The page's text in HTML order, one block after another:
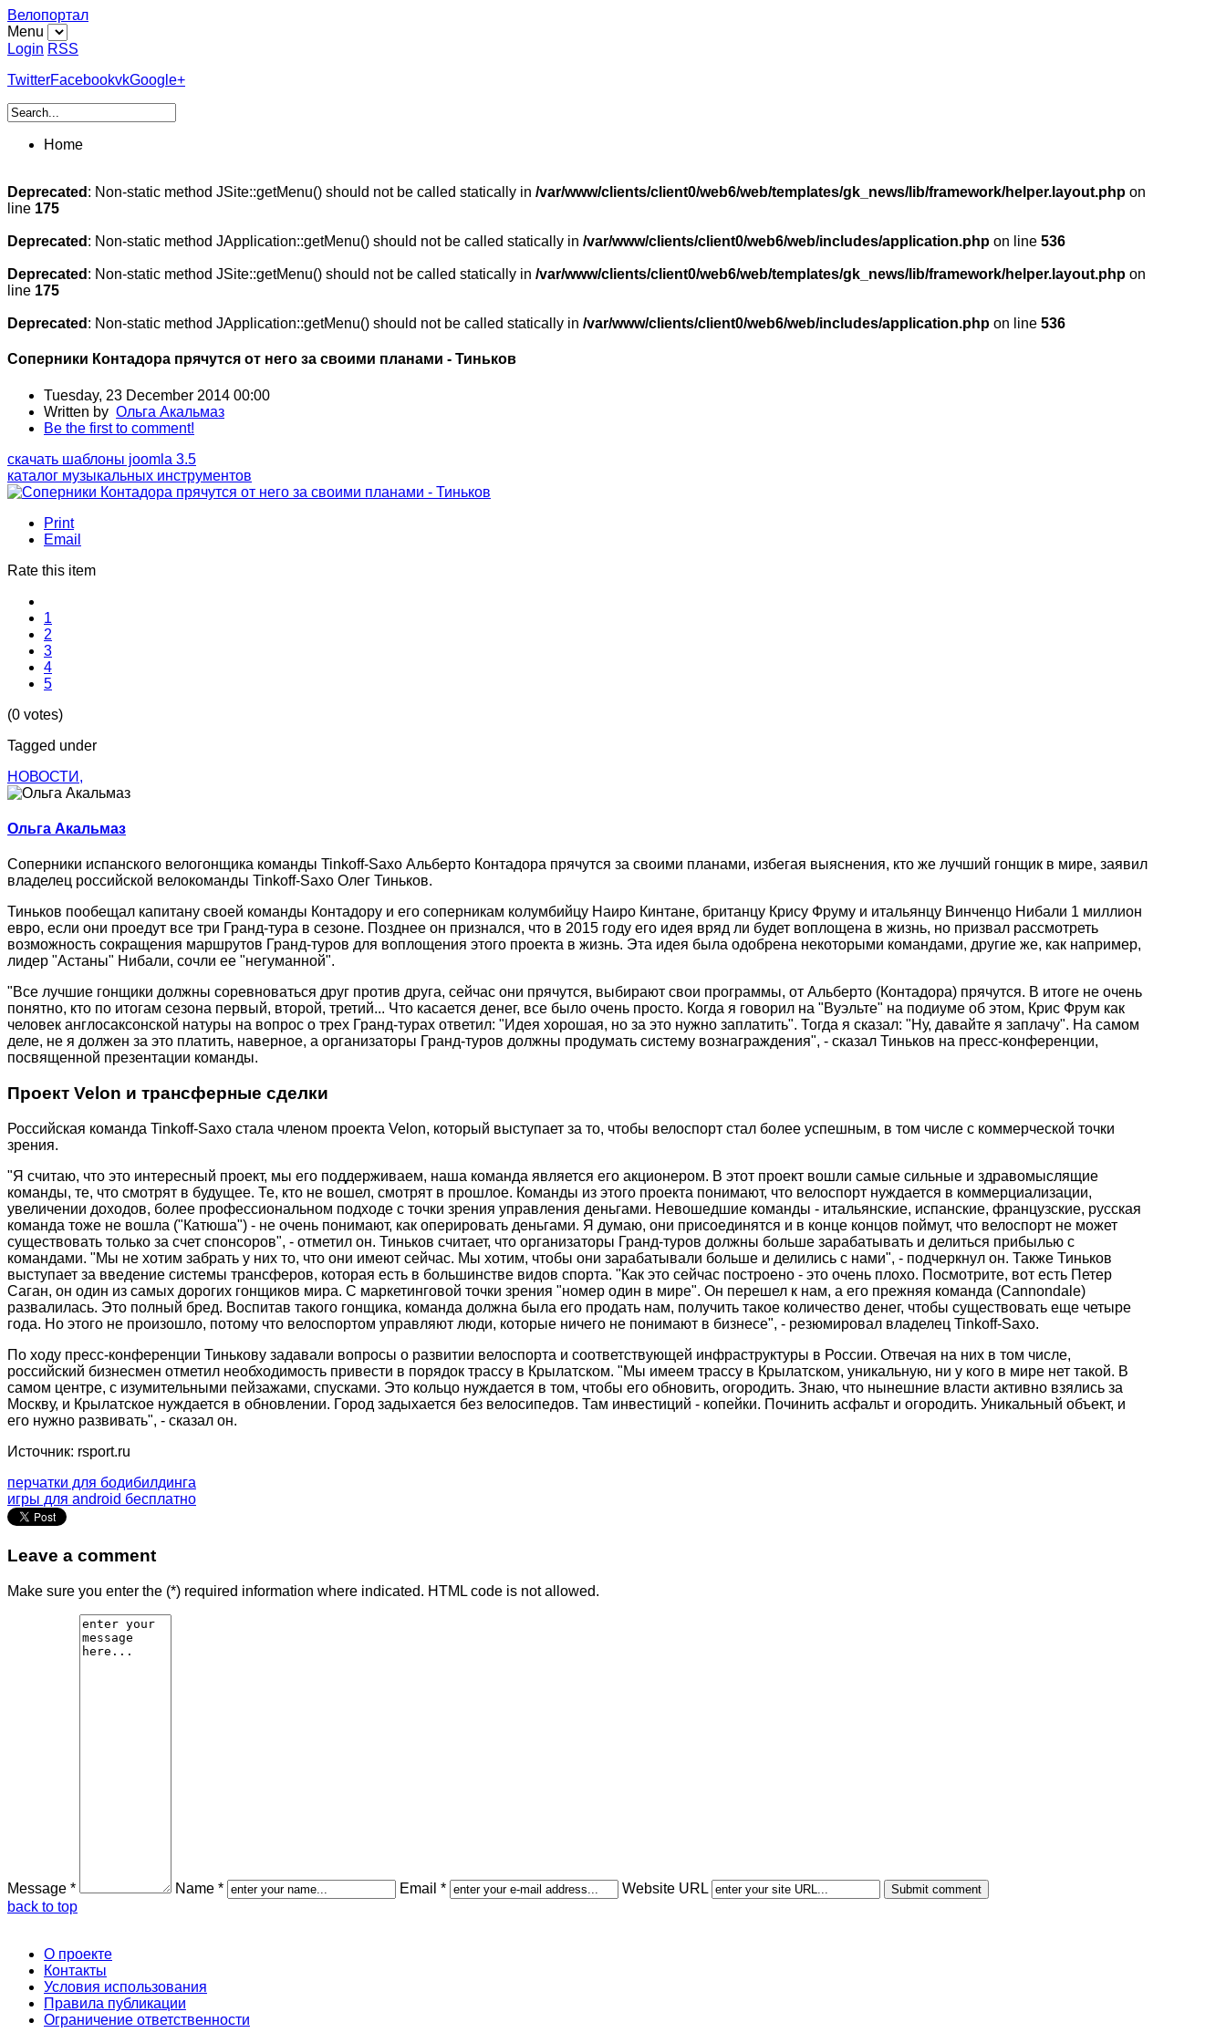
Велопортал
Menu
Login RSS
TwitterFacebookvkGoogle+
Home
Deprecated : Non-static method JSite::getMenu() should not be called statically in /var/www/clients/client0/web6/web/templates/gk_news/lib/framework/helper.layout.php on
line 175
Deprecated : Non-static method JApplication::getMenu() should not be called statically in /var/www/clients/client0/web6/web/includes/application.php on line 536
Deprecated : Non-static method JSite::getMenu() should not be called statically in /var/www/clients/client0/web6/web/templates/gk_news/lib/framework/helper.layout.php on
line 175
Deprecated : Non-static method JApplication::getMenu() should not be called statically in /var/www/clients/client0/web6/web/includes/application.php on line 536
Соперники Контадора прячутся от него за своими планами - Тиньков
Tuesday, 23 December 2014 00:00
Written by Ольга Акальмаз
Be the first to comment!
скачать шаблоны joomla 3.5
каталог музыкальных инструментов
Print
Email
Rate this item
1
2
3
4
5
(0 votes)
Tagged under
НОВОСТИ,
Ольга Акальмаз
Соперники испанского велогонщика команды Tinkoff-Saxo Альберто Контадора прячутся за своими планами, избегая выяснения, кто же лучший гонщик в мире, заявил
владелец российской велокоманды Tinkoff-Saxo Олег Тиньков.
Тиньков пообещал капитану своей команды Контадору и его соперникам колумбийцу Наиро Кинтане, британцу Крису Фруму и итальянцу Винченцо Нибали 1 миллион
евро, если они проедут все три Гранд-тура в сезоне. Позднее он признался, что в 2015 году его идея вряд ли будет воплощена в жизнь, но призвал рассмотреть
возможность сокращения маршрутов Гранд-туров для воплощения этого проекта в жизнь. Эта идея была одобрена некоторыми командами, другие же, как например,
лидер "Астаны" Нибали, сочли ее "негуманной".
"Все лучшие гонщики должны соревноваться друг против друга, сейчас они прячутся, выбирают свои программы, от Альберто (Контадора) прячутся. В итоге не очень
понятно, кто по итогам сезона первый, второй, третий... Что касается денег, все было очень просто. Когда я говорил на "Вуэльте" на подиуме об этом, Крис Фрум как
человек англосаксонской натуры на вопрос о трех Гранд-турах ответил: "Идея хорошая, но за это нужно заплатить". Тогда я сказал: "Ну, давайте я заплачу". На самом
деле, не я должен за это платить, наверное, а организаторы Гранд-туров должны продумать систему вознаграждения", - сказал Тиньков на пресс-конференции,
посвященной презентации команды.
Проект Velon и трансферные сделки
Российская команда Tinkoff-Saxo стала членом проекта Velon, который выступает за то, чтобы велоспорт стал более успешным, в том числе с коммерческой точки
зрения.
"Я считаю, что это интересный проект, мы его поддерживаем, наша команда является его акционером. В этот проект вошли самые сильные и здравомыслящие
команды, те, что смотрят в будущее. Те, кто не вошел, смотрят в прошлое. Команды из этого проекта понимают, что велоспорт нуждается в коммерциализации,
увеличении доходов, более профессиональном подходе с точки зрения управления деньгами. Невошедшие команды - итальянские, испанские, французские, русская
команда тоже не вошла ("Катюша") - не очень понимают, как оперировать деньгами. Я думаю, они присоединятся и в конце концов поймут, что велоспорт не может
существовать только за счет спонсоров", - отметил он. Тиньков считает, что организаторы Гранд-туров должны больше зарабатывать и делиться прибылью с
командами. "Мы не хотим забрать у них то, что они имеют сейчас. Мы хотим, чтобы они зарабатывали больше и делились с нами", - подчеркнул он. Также Тиньков
выступает за введение системы трансферов, которая есть в большинстве видов спорта. "Как это сейчас построено - это очень плохо. Посмотрите, вот есть Петер
Саган, он один из самых дорогих гонщиков мира. С маркетинговой точки зрения "номер один в мире". Он перешел к нам, а его прежняя команда (Cannondale)
развалилась. Это полный бред. Воспитав такого гонщика, команда должна была его продать нам, получить такое количество денег, чтобы существовать еще четыре
года. Но этого не произошло, потому что велоспортом управляют люди, которые ничего не понимают в бизнесе", - резюмировал владелец Tinkoff-Saxo.
По ходу пресс-конференции Тинькову задавали вопросы о развитии велоспорта и соответствующей инфраструктуры в России. Отвечая на них в том числе,
российский бизнесмен отметил необходимость привести в порядок трассу в Крылатском. "Мы имеем трассу в Крылатском, уникальную, ни у кого в мире нет такой. В
самом центре, с изумительными пейзажами, спусками. Это кольцо нуждается в том, чтобы его обновить, огородить. Знаю, что нынешние власти активно взялись за
Москву, и Крылатское нуждается в обновлении. Город задыхается без велосипедов. Там инвестиций - копейки. Починить асфальт и огородить. Уникальный объект, и
его нужно развивать", - сказал он.
Источник: rsport.ru
перчатки для бодибилдинга
игры для android бесплатно
Leave a comment
Make sure you enter the (*) required information where indicated. HTML code is not allowed.
Message * Name * Email *
Website URL
back to top
О проекте
Контакты
Условия использования
Правила публикации
Ограничение ответственности